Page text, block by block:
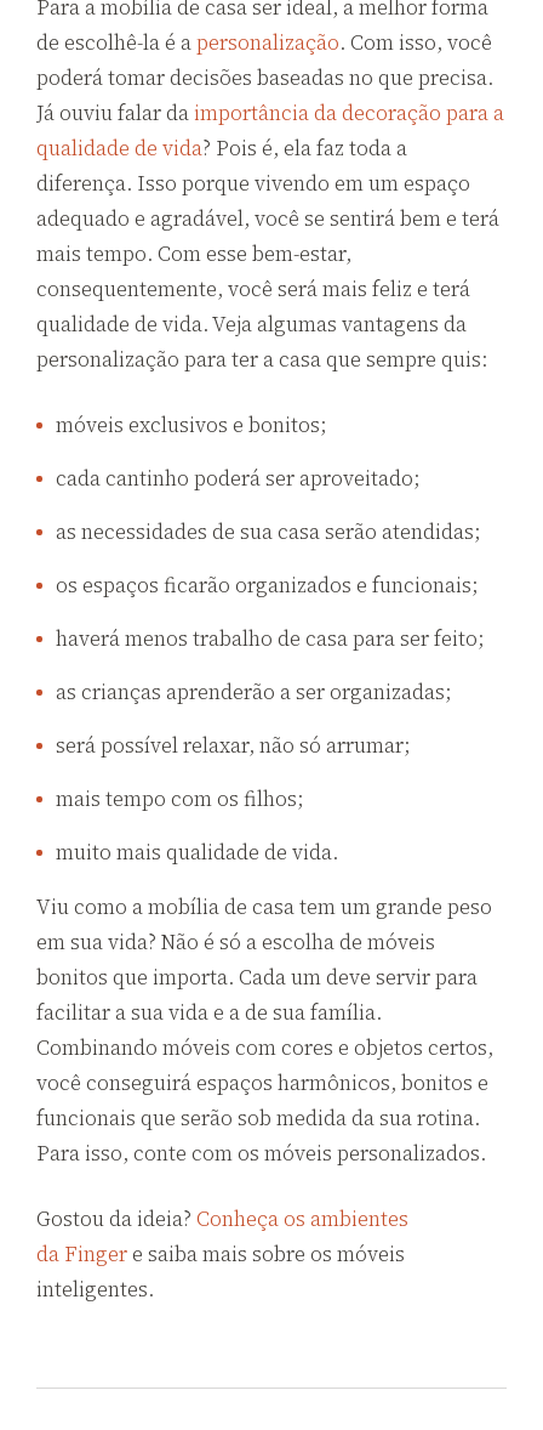
Para a mobília de casa ser ideal, a melhor forma
de escolhê-la é apersonalização. Com isso, você
poderá tomar decisões baseadas no que precisa.
Já ouviu falar da importância da decoração para a
qualidade de vida? Pois é, ela faz toda a
diferença. Isso porque vivendo em um espaço
adequado e agradável, você se sentirá bem e terá
mais tempo. Com esse bem-estar,
consequentemente, você será mais feliz e terá
qualidade de vida. Veja algumas vantagens da
personalização para ter a casa que sempre quis:
móveis exclusivos e bonitos;
cada cantinho poderá ser aproveitado;
as necessidades de sua casa serão atendidas;
os espaços ficarão organizados e funcionais;
haverá menos trabalho de casa para ser feito;
as crianças aprenderão a ser organizadas;
será possível relaxar, não só arrumar;
mais tempo com os filhos;
muito mais qualidade de vida.
Viu como a mobília de casa tem um grande peso
em sua vida? Não é só a escolha de móveis
bonitos que importa. Cada um deve servir para
facilitar a sua vida e a de sua família.
Combinando móveis com cores e objetos certos,
você conseguirá espaços harmônicos, bonitos e
funcionais que serão sob medida da sua rotina.
Para isso, conte com os móveis personalizados.
Gostou da ideia? Conheça os ambientes
da Fingere saiba mais sobre os móveis
inteligentes.